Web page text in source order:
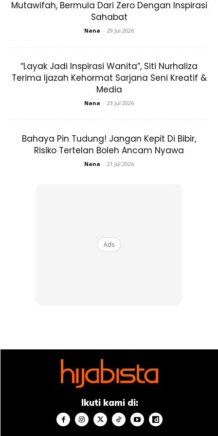
Shoplot 7-6 Vista Kiara Condo, 7, Jln Kiara 3,
Bean Brothers, PJ & KL
Mutawifah, Bermula Dari Zero Dengan Inspirasi
Sahabat
Nana - 29 Jul 2026
“Layak Jadi Inspirasi Wanita”, Siti Nurhaliza
Terima Ijazah Kehormat Sarjana Seni Kreatif &
Media
Nana - 23 Jul 2026
Bahaya Pin Tudung! Jangan Kepit Di Bibir,
Risiko Tertelan Boleh Ancam Nyawa
Nana - 21 Jul 2026
Ads
Ikuti kami di: